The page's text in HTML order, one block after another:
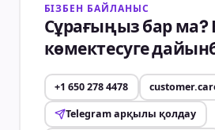
БІЗБЕН БАЙЛАНЫС
Сұрағыңыз бар ма?
көмектесуге
+1 650 278 4478
Telegram арқылы қолдау